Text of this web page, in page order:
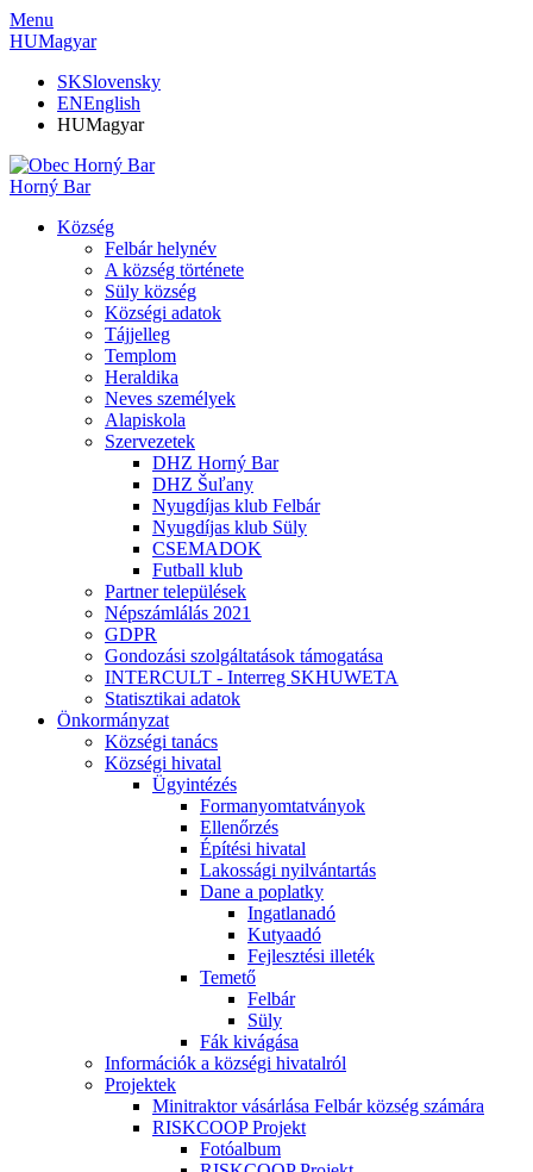
Menu
HUMagyar
SKSlovensky
ENEnglish
HUMagyar
Horný Bar
Község
Felbár helynév
A község története
Süly község
Községi adatok
Tájjelleg
Templom
Heraldika
Neves személyek
Alapiskola
Szervezetek
DHZ Horný Bar
DHZ Šuľany
Nyugdíjas klub Felbár
Nyugdíjas klub Süly
CSEMADOK
Futball klub
Partner települések
Népszámlálás 2021
GDPR
Gondozási szolgáltatások támogatása
INTERCULT - Interreg SKHUWETA
Statisztikai adatok
Önkormányzat
Községi tanács
Községi hivatal
Ügyintézés
Formanyomtatványok
Ellenőrzés
Építési hivatal
Lakossági nyilvántartás
Dane a poplatky
Ingatlanadó
Kutyaadó
Fejlesztési illeték
Temető
Felbár
Süly
Fák kivágása
Információk a községi hivatalról
Projektek
Minitraktor vásárlása Felbár község számára
RISKCOOP Projekt
Fotóalbum